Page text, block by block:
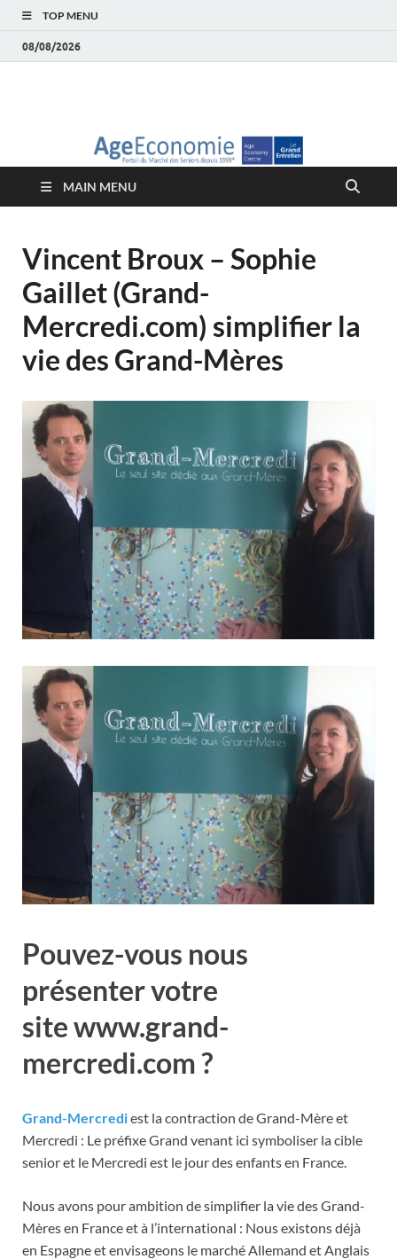
TOP MENU
08/08/2026
économie – Marché
des Seniors
MAIN MENU
Vincent Broux – Sophie
Gaillet (Grand-
Mercredi.com) simplifier la
vie des Grand-Mères
Pouvez-vous nous
présenter votre
site www.grand-
mercredi.com ?
Grand-Mercrediest la contraction de Grand-Mère et
Mercredi : Le préfixe Grand venant ici symboliser la cible
senior et le Mercredi est le jour des enfants en France.
Nous avons pour ambition de simplifier la vie des Grand-
Mères en France et à l’international : Nous existons déjà
en Espagne et envisageons le marché Allemand et Anglais